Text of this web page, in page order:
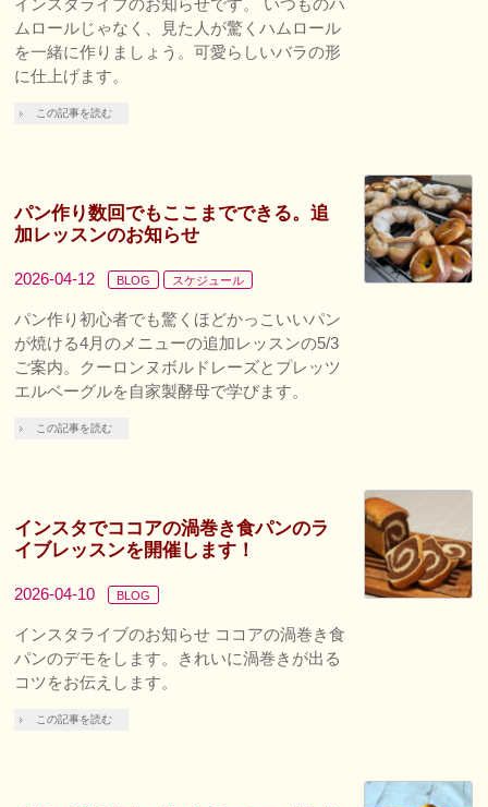
ムロールじゃなく、見た人が驚くハムロール
を一緒に作りましょう。可愛らしいバラの形
に仕上げます。
この記事を読む
パン作り数回でもここまでできる。追
加レッスンのお知らせ
2026-04-12 BLOG スケジュール
パン作り初心者でも驚くほどかっこいいパン
が焼ける4月のメニューの追加レッスンの5/3
ご案内。クーロンヌボルドレーズとプレッツ
エルベーグルを自家製酵母で学びます。
この記事を読む
インスタでココアの渦巻き食パンのラ
イブレッスンを開催します！
2026-04-10 BLOG
インスタライブのお知らせ ココアの渦巻き食
パンのデモをします。きれいに渦巻きが出る
コツをお伝えします。
この記事を読む